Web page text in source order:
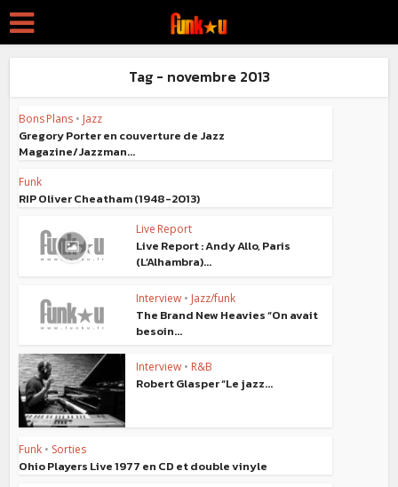
Tag - novembre 2013
Bons Plans • Jazz
Gregory Porter en couverture de Jazz
Magazine/Jazzman...
Funk
RIP Oliver Cheatham (1948-2013)
Live Report
Live Report : Andy Allo, Paris
(L’Alhambra)...
Interview • Jazz/funk
The Brand New Heavies “On avait
besoin...
Interview • R&B
Robert Glasper “Le jazz...
Funk • Sorties
Ohio Players Live 1977 en CD et double vinyle